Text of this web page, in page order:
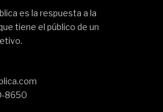
es la respuesta a la
tiene el público de un
8650